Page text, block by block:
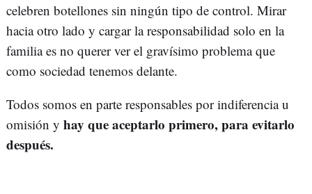
celebren botellones sin ningún tipo de control. Mirar
hacia otro lado y cargar la responsabilidad solo en la
familia es no querer ver el gravísimo problema que
como sociedad tenemos delante.
Todos somos en parte responsables por indiferencia u
omisión y hay que aceptarlo primero, para evitarlo
después.